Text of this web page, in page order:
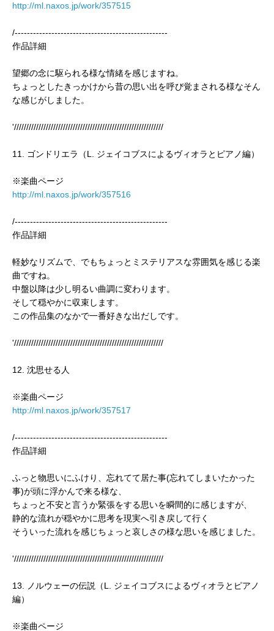
http://ml.naxos.jp/work/357515
/--------------------------------------------------
作品詳細
望郷の念に駆られる様な情緒を感じますね。
ちょっとしたきっかけから昔の思い出を呼び覚まされる様なそん
な感じがしました。
'/////////////////////////////////////////////////////////////
11. ゴンドリエラ（L. ジェイコブスによるヴィオラとピアノ編）
※楽曲ページ
http://ml.naxos.jp/work/357516
/--------------------------------------------------
作品詳細
軽妙なリズムで、でもちょっとミステリアスな雰囲気を感じる楽
曲ですね。
中盤以降は少し明るい曲調に変わります。
そして穏やかに収束します。
この作品集のなかで一番好きな出だしです。
'/////////////////////////////////////////////////////////////
12. 沈思せる人
※楽曲ページ
http://ml.naxos.jp/work/357517
/--------------------------------------------------
作品詳細
ふっと物思いにふけり、忘れてて居た事(忘れてしまいたかった
事)が頭に浮かんで来る様な、
ちょっと不安と言うか緊張をする思いを瞬間的に感じますが、
静的な流れが穏やかに思考を現実へ引き戻して行く
そういった流れを感じちょっと哀しさの様な思いを感じました。
'/////////////////////////////////////////////////////////////
13. ノルウェーの伝説（L. ジェイコブスによるヴィオラとピアノ
編）
※楽曲ページ